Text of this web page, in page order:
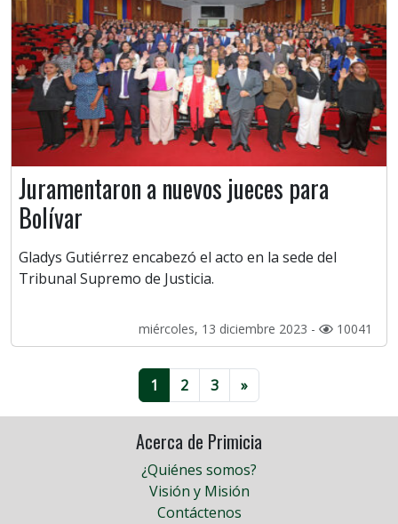
Juramentaron a nuevos jueces para
Bolívar
Gladys Gutiérrez encabezó el acto en la sede del
Tribunal Supremo de Justicia.
miércoles, 13 diciembre 2023 - 10041
1 2 3 »
Acerca de Primicia
¿Quiénes somos?
Visión y Misión
Contáctenos